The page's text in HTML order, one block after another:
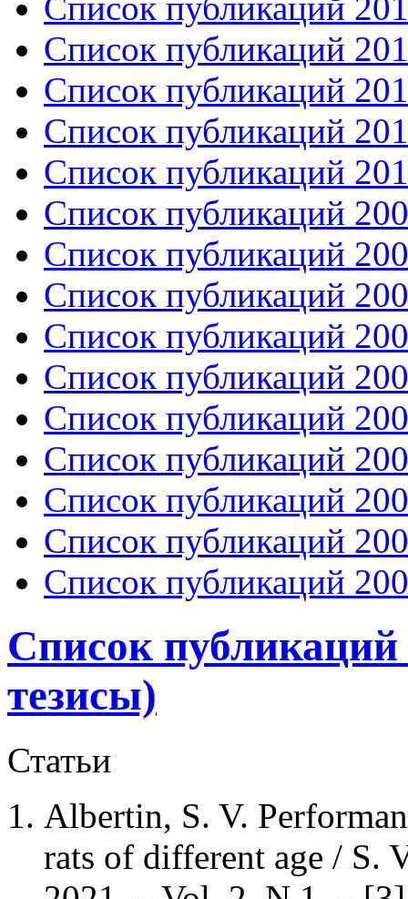
Список публикаций
Список публикаций
Список публикаций
Список публикаций
Список публикаций
Список публикаций
Список публикаций
Список публикаций
Список публикаций
Список публикаций
Список публикаций
Список публикаций
Список публикаций
Список публикаций
Список публикаций
тезисы)
Статьи
Albertin, S. V.
rats of different age / S.